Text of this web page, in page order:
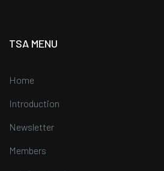
TSA MENU
Home
Introduction
Newsletter
Members